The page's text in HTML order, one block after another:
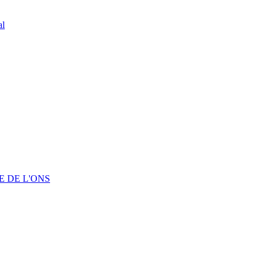
DE L'ONS